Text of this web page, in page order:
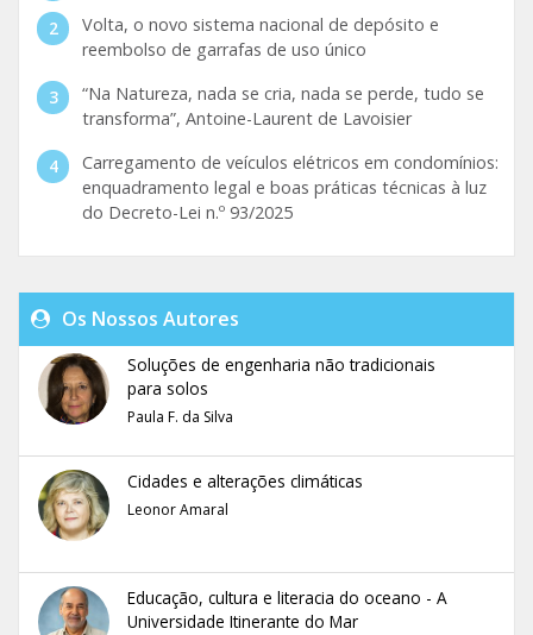
Volta, o novo sistema nacional de depósito e
reembolso de garrafas de uso único
“Na Natureza, nada se cria, nada se perde, tudo se
transforma”, Antoine-Laurent de Lavoisier
Carregamento de veículos elétricos em condomínios:
enquadramento legal e boas práticas técnicas à luz
do Decreto-Lei n.º 93/2025
Os Nossos Autores
Soluções de engenharia não tradicionais
para solos
Paula F. da Silva
Cidades e alterações climáticas
Leonor Amaral
Educação, cultura e literacia do oceano - A
Universidade Itinerante do Mar